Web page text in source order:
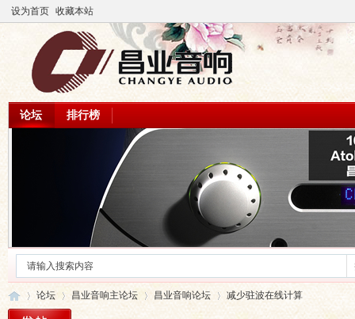
设为首页 收藏本站
论坛 排行榜
论坛 昌业音响主论坛 昌业音响论坛 减少驻波在线计算